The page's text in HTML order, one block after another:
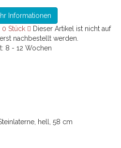
Informationen
0 Stück
Dieser Artikel ist nicht auf
nachbestellt werden.
8 - 12 Wochen